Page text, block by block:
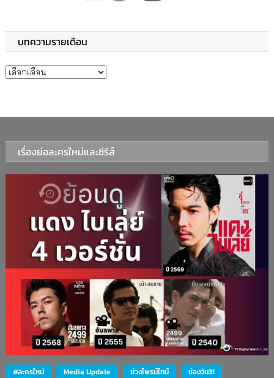
บทความรายเดือน
บทความรายเดือน
เรื่องย่อละครใหม่และซีรีส์
#ละครใหม่ Media Update ช่วงไพรม์ไทม์
ช่องวัน31